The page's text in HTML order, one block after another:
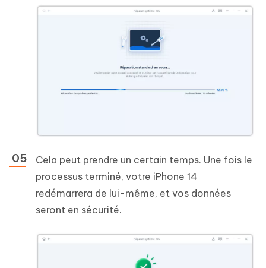
Cela peut prendre un certain temps. Une fois le
processus terminé, votre iPhone 14
redémarrera de lui-même, et vos données
seront en sécurité.